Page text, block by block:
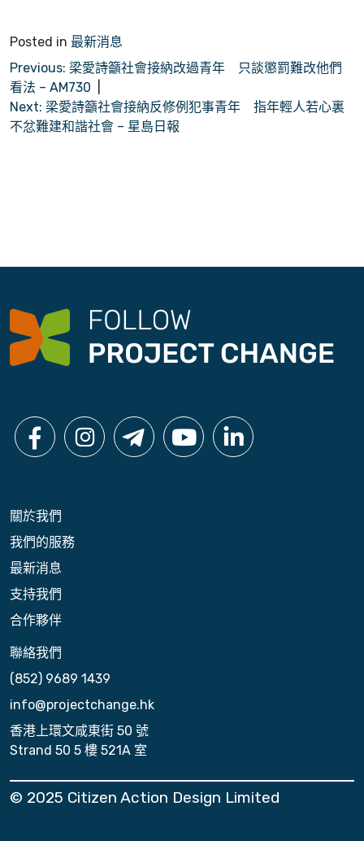
Posted in 最新消息
文
章
導
Previous: 梁愛詩籲社會接納改過青年 只談懲罰難改他們
看法 – AM730
Next: 梁愛詩籲社會接納反修例犯事青年 指年輕人若心裏
不忿難建和諧社會 – 星島日報
關於我們
我們的服務
最新消息
支持我們
合作夥伴
聯絡我們
(852) 9689 1439
info@projectchange.hk
香港上環文咸東街 50 號
Strand 50 5 樓 521A 室
© 2025 Citizen Action Design Limited